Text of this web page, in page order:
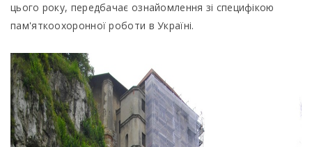
цього року, передбачає ознайомлення зі специфікою
пам'яткоохоронної роботи в Україні.